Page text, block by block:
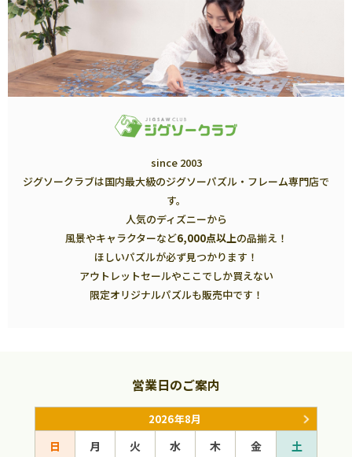
since 2003
ジグソークラブは国内最大級のジグソーパズル・フレーム専門店で
す。
人気のディズニーから
風景やキャラクターなど6,000点以上の品揃え！
ほしいパズルが必ず見つかります！
アウトレットセールやここでしか買えない
限定オリジナルパズルも販売中です！
営業日のご案内
2026年8月
日 月 火 水 木 金
土